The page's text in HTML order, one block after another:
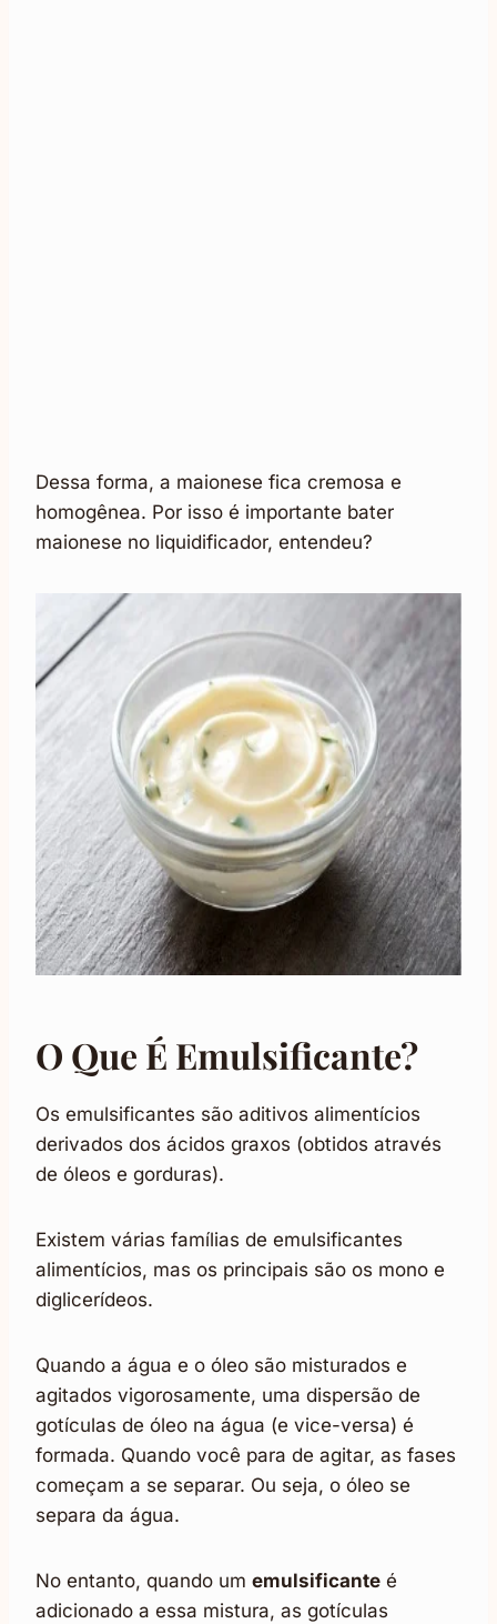
Dessa forma, a maionese fica cremosa e
homogênea. Por isso é importante bater
maionese no liquidificador, entendeu?
O Que É Emulsificante?
Os emulsificantes são aditivos alimentícios
derivados dos ácidos graxos (obtidos através
de óleos e gorduras).
Existem várias famílias de emulsificantes
alimentícios, mas os principais são os mono e
diglicerídeos.
Quando a água e o óleo são misturados e
agitados vigorosamente, uma dispersão de
gotículas de óleo na água (e vice-versa) é
formada. Quando você para de agitar, as fases
começam a se separar. Ou seja, o óleo se
separa da água.
No entanto, quando um emulsificante é
adicionado a essa mistura, as gotículas